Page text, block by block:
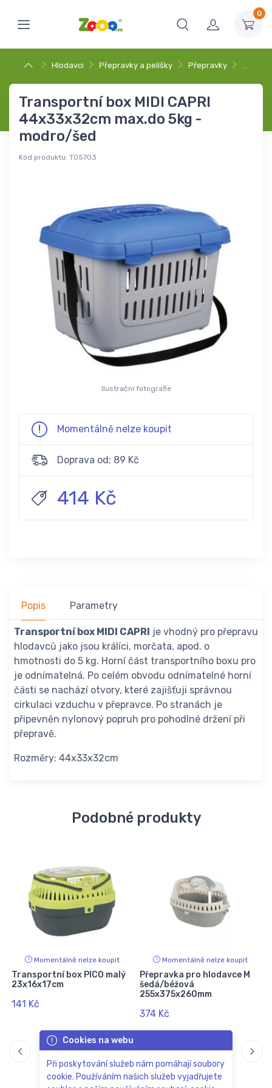
0
Hlodavci Přepravky a pelíšky Přepravky …
Transportní box MIDI CAPRI
44x33x32cm max.do 5kg -
modro/šed
Kód produktu: T05703
Ilustrační fotografie
Momentálně nelze koupit
Doprava od: 89 Kč
414 Kč
Popis Parametry
Transportní box MIDI CAPRI je vhodný pro přepravu
hlodavců jako jsou králíci, morčata, apod. o
hmotnosti do 5 kg. Horní část transportního boxu pro
je odnímatelná. Po celém obvodu odnímatelné horní
části se nachází otvory, které zajišťuji správnou
cirkulaci vzduchu v přepravce. Po stranách je
připevněn nylonový popruh pro pohodlné držení při
přepravě.
Rozměry: 44x33x32cm
Podobné produkty
Momentálně nelze koupit
Transportní box PICO malý
23x16x17cm
141 Kč
Momentálně nelze koupit
Přepravka pro hlodavce M
šedá/béžová
255x375x260mm
374 Kč
Cookies na webu
Při poskytování služeb nám pomáhají soubory
cookie. Používáním našich služeb vyjadřujete